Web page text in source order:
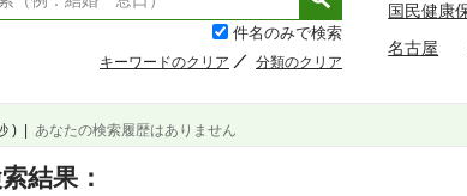
件名のみで検索
キーワードのクリア 分類のクリア
国民健康
名古屋
結果：
) あなたの検索履歴はありません